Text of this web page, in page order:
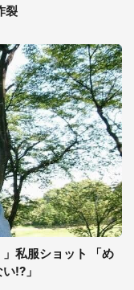
裂
私服ショット 「め
!?」